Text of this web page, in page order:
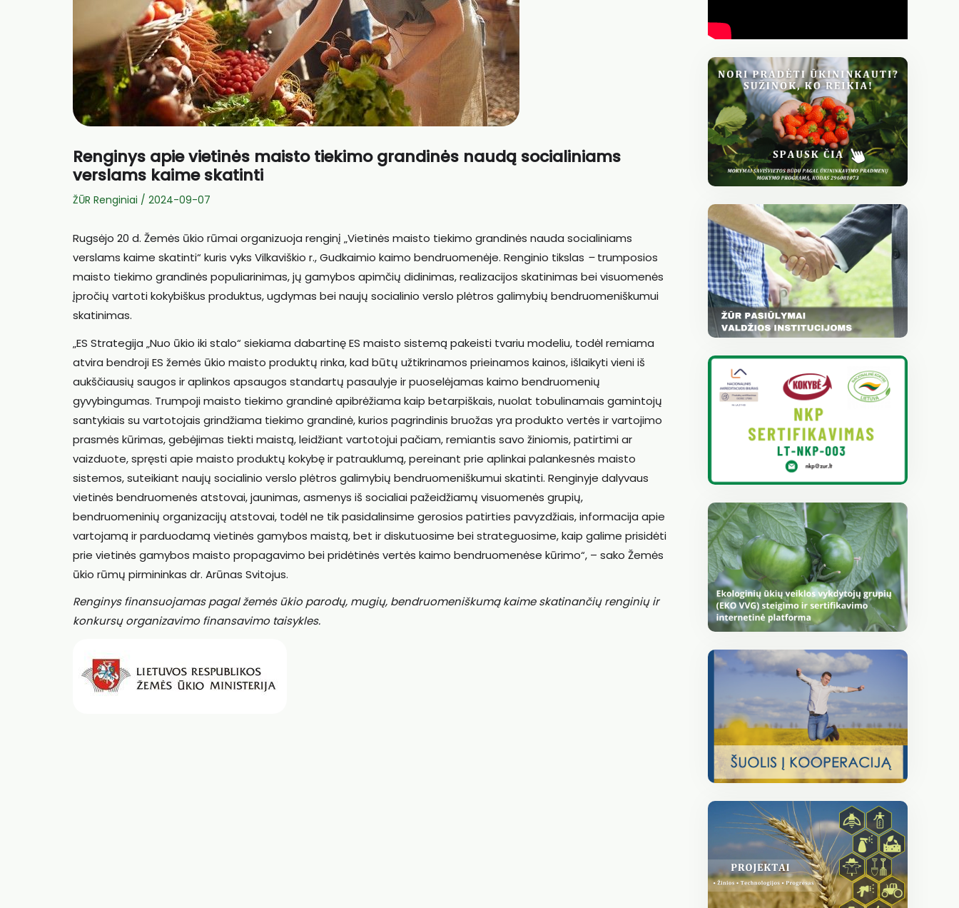
Renginys apie vietinės maisto tiekimo grandinės naudą socialiniams
verslams kaime skatinti
ŽŪR Renginiai / 2024-09-07
Rugsėjo 20 d. Žemės ūkio rūmai organizuoja renginį „Vietinės maisto tiekimo grandinės nauda socialiniams
verslams kaime skatinti“ kuris vyks Vilkaviškio r., Gudkaimio kaimo bendruomenėje. Renginio tikslas –trumposios
maisto tiekimo grandinės populiarinimas, jų gamybos apimčių didinimas, realizacijos skatinimas bei visuomenės
įpročių vartoti kokybiškus produktus, ugdymas bei naujų socialinio verslo plėtros galimybių bendruomeniškumui
skatinimas.
„ES Strategija „Nuo ūkio iki stalo“ siekiama dabartinę ES maisto sistemą pakeisti tvariu modeliu, todėl remiama
atvira bendroji ES žemės ūkio maisto produktų rinka, kad būtų užtikrinamos prieinamos kainos, išlaikyti vieni iš
aukščiausių saugos ir aplinkos apsaugos standartų pasaulyje ir puoselėjamas kaimo bendruomenių
gyvybingumas. Trumpoji maisto tiekimo grandinė apibrėžiama kaip betarpiškais, nuolat tobulinamais gamintojų
santykiais su vartotojais grindžiama tiekimo grandinė, kurios pagrindinis bruožas yra produkto vertės ir vartojimo
prasmės kūrimas, gebėjimas tiekti maistą, leidžiant vartotojui pačiam, remiantis savo žiniomis, patirtimi ar
vaizduote, spręsti apie maisto produktų kokybę ir patrauklumą, pereinant prie aplinkai palankesnės maisto
sistemos, suteikiant naujų socialinio verslo plėtros galimybių bendruomeniškumui skatinti. Renginyje dalyvaus
vietinės bendruomenės atstovai, jaunimas, asmenys iš socialiai pažeidžiamų visuomenės grupių,
bendruomeninių organizacijų atstovai, todėl ne tik pasidalinsime gerosios patirties pavyzdžiais, informacija apie
vartojamą ir parduodamą vietinės gamybos maistą, bet ir diskutuosime bei strateguosime, kaip galime prisidėti
prie vietinės gamybos maisto propagavimo bei pridėtinės vertės kaimo bendruomenėse kūrimo“, – sako Žemės
ūkio rūmų pirmininkas dr. Arūnas Svitojus.
Renginys finansuojamas pagal žemės ūkio parodų, mugių, bendruomeniškumą kaime skatinančių renginių ir
konkursų organizavimo finansavimo taisykles.